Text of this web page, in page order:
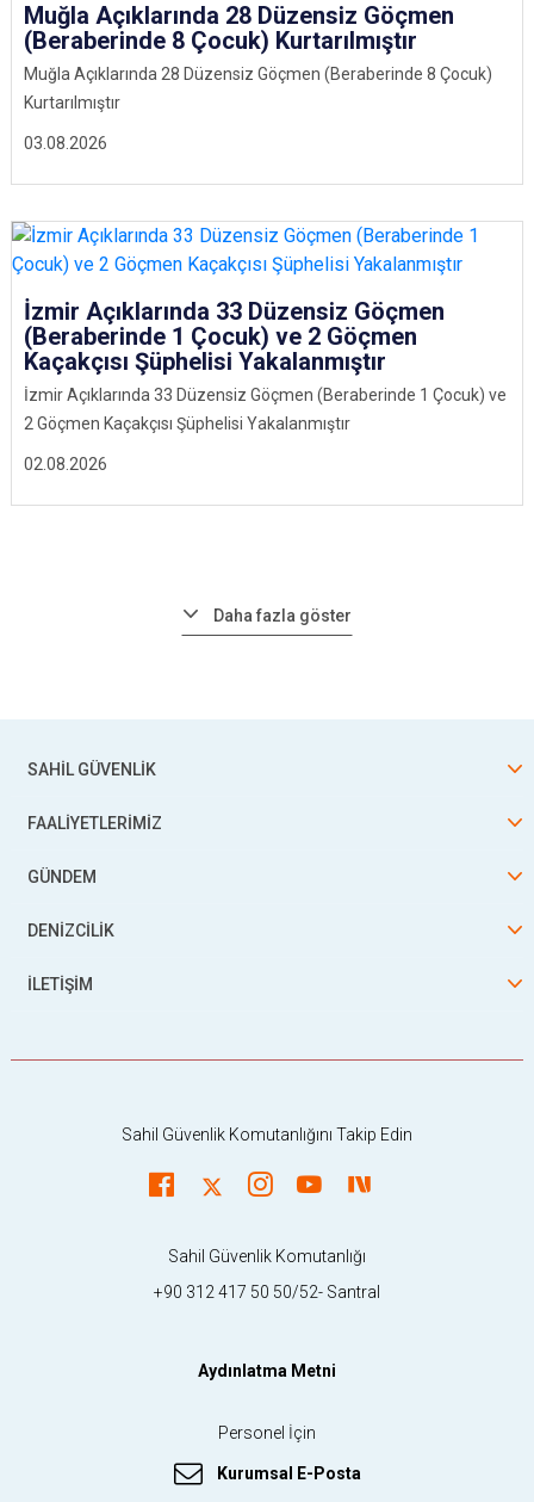
03.08.2026
Muğla Açıklarında 28 Düzensiz Göçmen
(Beraberinde 8 Çocuk) Kurtarılmıştır
Muğla Açıklarında 28 Düzensiz Göçmen (Beraberinde 8 Çocuk)
Kurtarılmıştır
02.08.2026
İzmir Açıklarında 33 Düzensiz Göçmen
(Beraberinde 1 Çocuk) ve 2 Göçmen
Kaçakçısı Şüphelisi Yakalanmıştır
İzmir Açıklarında 33 Düzensiz Göçmen (Beraberinde 1 Çocuk) ve
2 Göçmen Kaçakçısı Şüphelisi Yakalanmıştır
Daha fazla göster
SAHİL GÜVENLİK
FAALİYETLERİMİZ
GÜNDEM
DENİZCİLİK
İLETİŞİM
Sahil Güvenlik Komutanlığını Takip Edin
Sahil Güvenlik Komutanlığı
+90 312 417 50 50/52- Santral
Aydınlatma Metni
Personel İçin
Kurumsal E-Posta